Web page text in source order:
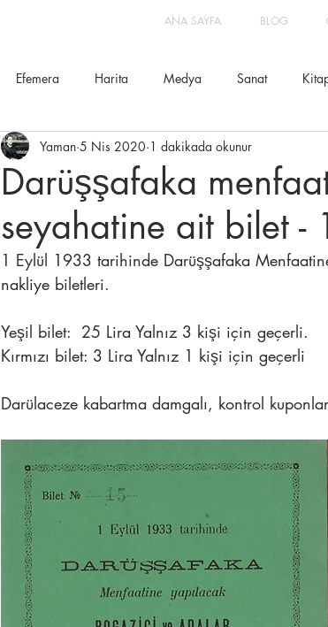
ANA SAYFA BLOG
Efemera Harita Medya Sanat
Darüşşafaka
seyahatine ait bilet -
Yaman 5 Nis 2020 1 dakikada okunur
1 Eylül 1933 tarihinde Darüşşafaka
nakliye biletleri.
Yeşil bilet:  25 Lira Yalnız 3 kişi için geçerli.
Kırmızı bilet: 3 Lira Yalnız 1 kişi için geçerli
Darülaceze kabartma damgalı, kontrol